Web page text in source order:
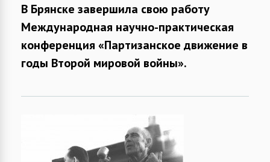
В Брянске завершила свою работу
Международная научно-практическая
конференция «Партизанское движение в
годы Второй мировой войны».